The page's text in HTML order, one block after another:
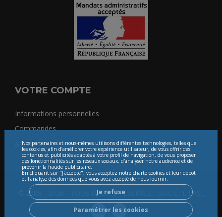
Nos partenaires et nous-mêmes utilisons différentes technologies, telles que
les cookies, afin d’améliorer votre expérience utilisateur, de vous offrir des
contenus et publicités adaptés à votre profil de navigation, de vous proposer
des fonctionnalités sur les réseaux sociaux, d'analyser notre audience et de
prévenir la fraude publicitaire.
En cliquant sur "J'accepte", vous acceptez notre charte cookies et leur dépôt
et l'analyse des données que vous avez accepté de nous fournir.
Je refuse
Paramétrer les cookies
VOTRE COMPTE
Informations personnelles
Commandes
Adresses
© 2009 - 2026 - TOUS DROITS RÉSERVÉS - SOCIÉTÉ FASE